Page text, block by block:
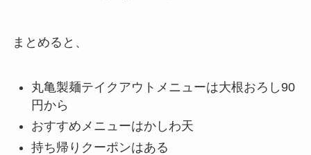
まとめると、
丸亀製麺テイクアウトメニューは大根おろし90
円から
おすすめメニューはかしわ天
持ち帰りクーポンはある